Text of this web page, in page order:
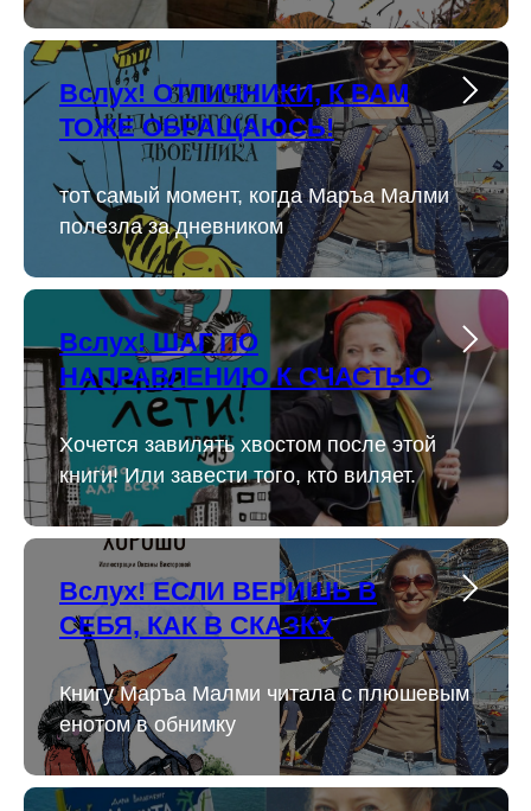
Вслух! ОТЛИЧНИКИ, К ВАМ
ТОЖЕ ОБРАЩАЮСЬ!
тот самый момент, когда Маръа Малми
полезла за дневником
Вслух! ШАГ ПО
НАПРАВЛЕНИЮ К СЧАСТЬЮ
Хочется завилять хвостом после этой
книги! Или завести того, кто виляет.
Вслух! ЕСЛИ ВЕРИШЬ В
СЕБЯ, КАК В СКАЗКУ
Книгу Маръа Малми читала с плюшевым
енотом в обнимку